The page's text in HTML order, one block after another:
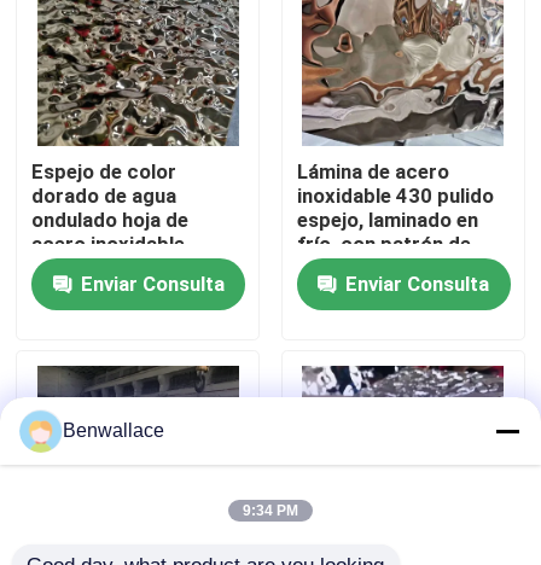
Los vídeos
Sobre nosotros
recorrido por la fábrica
Control de calidad
Noticias
Solicitar una cita
Espejo de color
dorado de agua
ondulado hoja de
acero inoxidable
AISI304 AISI316L
para la decoración del
techo
Enviar Consulta
Lámina de acero
inoxidable 430 pulido
espejo, laminado en
frío, con patrón de
onda de agua y color
PVD Enviar Consulta
Benwallace
9:34 PM